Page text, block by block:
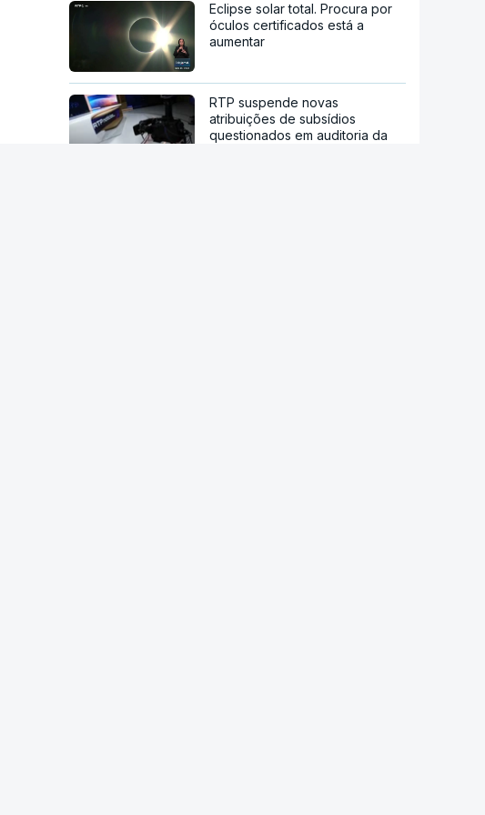
Eclipse solar total. Procura por
óculos certificados está a
aumentar
RTP suspende novas
atribuições de subsídios
questionados em auditoria da